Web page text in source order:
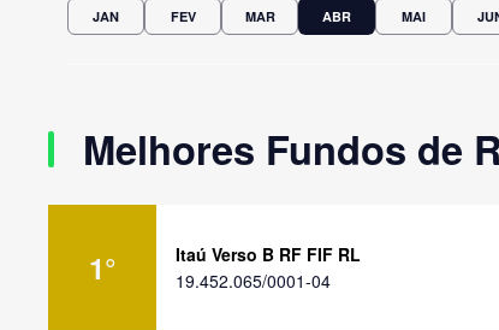
JAN FEV MAR ABR MAI
Melhores Fundos de
1°
Itaú Verso B RF FIF RL
19.452.065/0001-04